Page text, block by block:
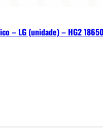
– LG (unidade) – HG2